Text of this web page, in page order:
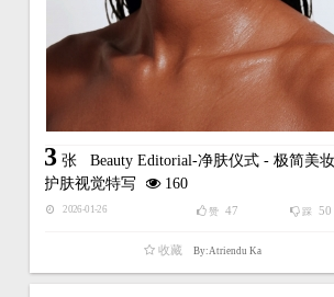
3 张Beauty Editorial-净肤仪式 - 极简美妆
护肤视觉特写
160
2026-01-26 踩 50
赞 47
收藏 By:Atriendu Ka